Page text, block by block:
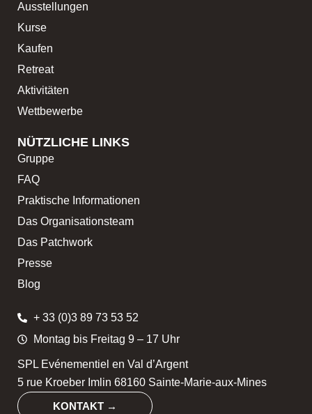
Ausstellungen
Kurse
Kaufen
Retreat
Aktivitäten
Wettbewerbe
NÜTZLICHE LINKS
Gruppe
FAQ
Praktische Informationen
Das Organisationsteam
Das Patchwork
Presse
Blog
+ 33 (0)3 89 73 53 52
Montag bis Freitag 9 – 17 Uhr
SPL Evénementiel en Val d’Argent
5 rue Kroeber Imlin 68160 Sainte-Marie-aux-Mines
KONTAKT →